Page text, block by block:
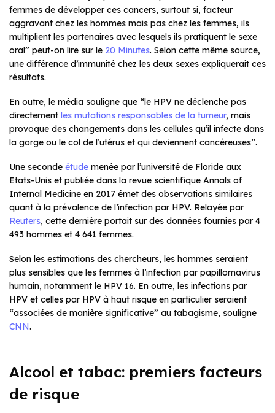
femmes de développer ces cancers, surtout si, facteur
aggravant chez les hommes mais pas chez les femmes, ils
multiplient les partenaires avec lesquels ils pratiquent le sexe
oral” peut-on lire sur le 20 Minutes. Selon cette même source,
une différence d’immunité chez les deux sexes expliquerait ces
résultats.
En outre, le média souligne que “le HPV ne déclenche pas
directement les mutations responsables de la tumeur, mais
provoque des changements dans les cellules qu’il infecte dans
la gorge ou le col de l’utérus et qui deviennent cancéreuses”.
Une seconde étude menée par l’université de Floride aux
Etats-Unis et publiée dans la revue scientifique Annals of
Internal Medicine en 2017 émet des observations similaires
quant à la prévalence de l’infection par HPV. Relayée par
Reuters, cette dernière portait sur des données fournies par 4
493 hommes et 4 641 femmes.
Selon les estimations des chercheurs, les hommes seraient
plus sensibles que les femmes à l’infection par papillomavirus
humain, notamment le HPV 16. En outre, les infections par
HPV et celles par HPV à haut risque en particulier seraient
“associées de manière significative” au tabagisme, souligne
CNN.
Alcool et tabac: premiers facteurs
de risque